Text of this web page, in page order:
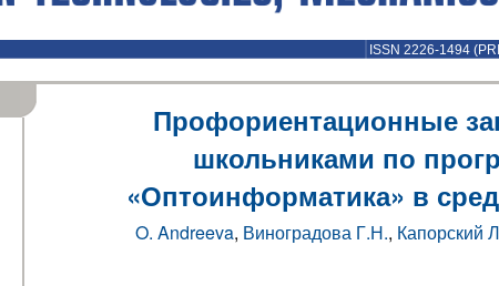
ISSN 2226-1494
Профориентационные
школьниками по
«Оптоинформатика» в
O. Andreeva, Виноградова Г.Н., Капорский